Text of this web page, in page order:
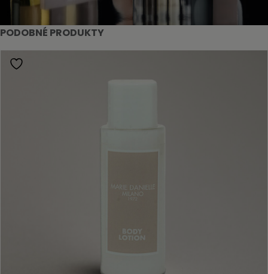
PODOBNÉ PRODUKTY